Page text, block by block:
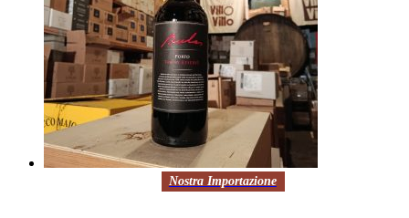
Nostra Importazione